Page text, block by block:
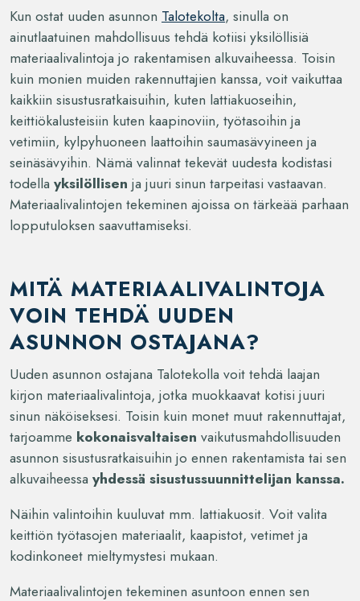
Kun ostat uuden asunnon Talotekolta, sinulla on
ainutlaatuinen mahdollisuus tehdä kotiisi yksilöllisiä
materiaalivalintoja jo rakentamisen alkuvaiheessa. Toisin
kuin monien muiden rakennuttajien kanssa, voit vaikuttaa
kaikkiin sisustusratkaisuihin, kuten lattiakuoseihin,
keittiökalusteisiin kuten kaapinoviin, työtasoihin ja
vetimiin, kylpyhuoneen laattoihin saumasävyineen ja
seinäsävyihin. Nämä valinnat tekevät uudesta kodistasi
todella yksilöllisen ja juuri sinun tarpeitasi vastaavan.
Materiaalivalintojen tekeminen ajoissa on tärkeää parhaan
lopputuloksen saavuttamiseksi.
MITÄ MATERIAALIVALINTOJA
VOIN TEHDÄ UUDEN
ASUNNON OSTAJANA?
Uuden asunnon ostajana Talotekolla voit tehdä laajan
kirjon materiaalivalintoja, jotka muokkaavat kotisi juuri
sinun näköiseksesi. Toisin kuin monet muut rakennuttajat,
tarjoamme kokonaisvaltaisen vaikutusmahdollisuuden
asunnon sisustusratkaisuihin jo ennen rakentamista tai sen
alkuvaiheessa yhdessä sisustussuunnittelijan kanssa.
Näihin valintoihin kuuluvat mm. lattiakuosit. Voit valita
keittiön työtasojen materiaalit, kaapistot, vetimet ja
kodinkoneet mieltymystesi mukaan.
Materiaalivalintojen tekeminen asuntoon ennen sen